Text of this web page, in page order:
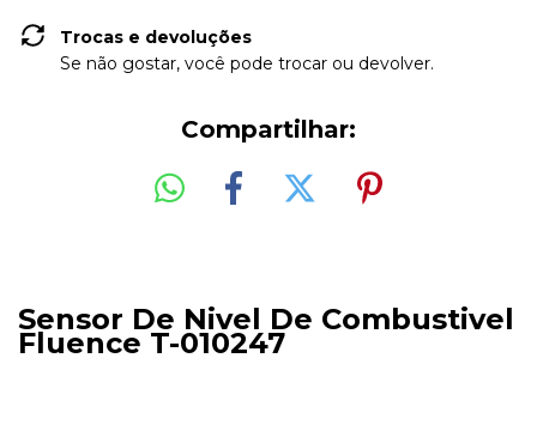
Trocas e devoluções
Se não gostar, você pode trocar ou devolver.
Compartilhar:
Sensor De Nivel De Combustivel
Fluence T-010247